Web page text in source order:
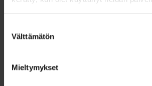
valinta
Välttämätön
Mieltymykset
Huomioithan, että sormuksen koon
se sisällä kuluttajansuojalain mukaista
palautusoikeutta. Mikäli tilaamasi koko ei ole